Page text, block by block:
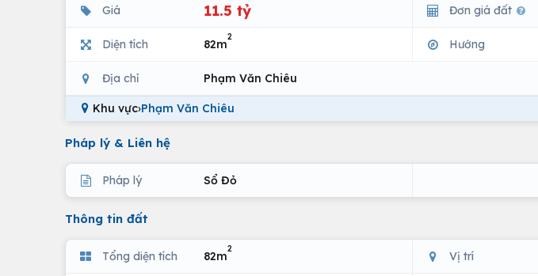
Giá 11.5 tỷ Đơn giá đất
Diện tích 82m
2
Hướng
Địa chỉ Phạm Văn Chiêu
Khu vực›Phạm Văn Chiêu
Pháp lý & Liên hệ
Pháp lý Sổ Đỏ
Thông tin đất
Tổng diện tích 82m
2
Vị trí